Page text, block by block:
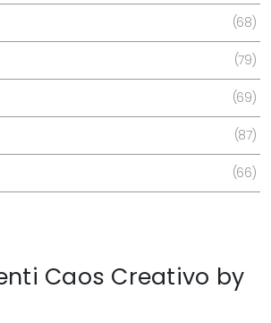
68
79
69
87
66
Caos Creativo by